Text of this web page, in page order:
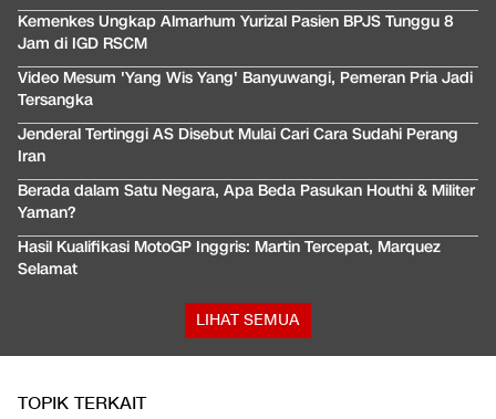
Kemenkes Ungkap Almarhum Yurizal Pasien BPJS Tunggu 8
Jam di IGD RSCM
Video Mesum 'Yang Wis Yang' Banyuwangi, Pemeran Pria Jadi
Tersangka
Jenderal Tertinggi AS Disebut Mulai Cari Cara Sudahi Perang
Iran
Berada dalam Satu Negara, Apa Beda Pasukan Houthi & Militer
Yaman?
Hasil Kualifikasi MotoGP Inggris: Martin Tercepat, Marquez
Selamat
LIHAT SEMUA
TOPIK TERKAIT